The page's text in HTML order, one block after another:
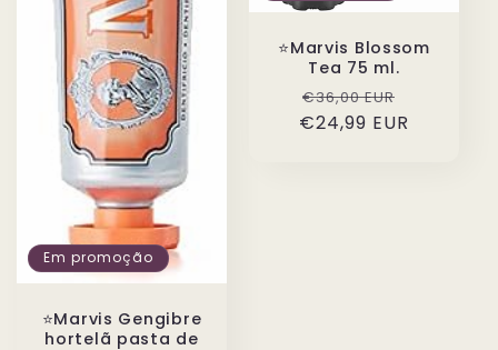
Em promoção
⭐️Marvis Gengibre
hortelã pasta de
⭐️Marvis Blossom
Tea 75 ml.
Preço
normal
€36,00 EUR
de
€24,99 EUR